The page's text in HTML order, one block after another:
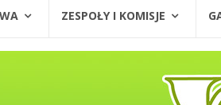
ZESPOŁY I KOMISJE